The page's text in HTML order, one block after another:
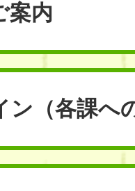
案内
ン （各課へ